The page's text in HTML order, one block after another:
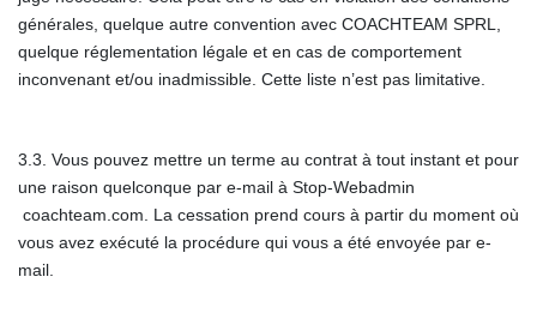
générales, quelque autre convention avec COACHTEAM SPRL,
quelque réglementation légale et en cas de comportement
inconvenant et/ou inadmissible. Cette liste n’est pas limitative.
3.3. Vous pouvez mettre un terme au contrat à tout instant et pour
une raison quelconque par e-mail à Stop-Webadmin
coachteam.com. La cessation prend cours à partir du moment où
vous avez exécuté la procédure qui vous a été envoyée par e-
mail.